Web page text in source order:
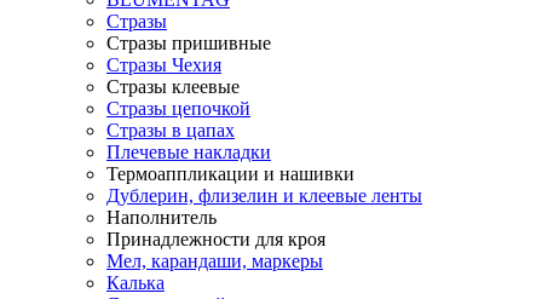
Стразы
Стразы пришивные
Стразы Чехия
Стразы клеевые
Стразы цепочкой
Стразы в цапах
Плечевые накладки
Термоаппликации и нашивки
Дублерин, флизелин и клеевые ленты
Наполнитель
Принадлежности для кроя
Мел, карандаши, маркеры
Калька